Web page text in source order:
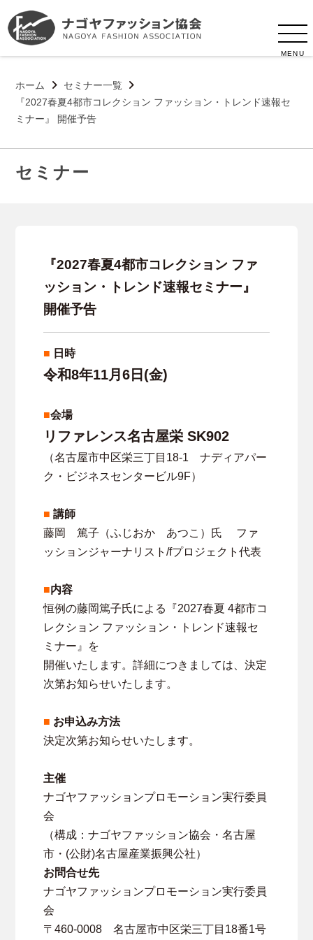
MENU
ホーム
セミナー一覧
『2027春夏4都市コレクション ファッション・トレンド速報セ
ミナー』 開催予告
セミナー
『2027春夏4都市コレクション ファ
ッション・トレンド速報セミナー』
開催予告
■ 日時
令和8年11月6日(金)
■会場
リファレンス名古屋栄 SK902
（名古屋市中区栄三丁目18-1 ナディアパー
ク・ビジネスセンタービル9F）
■ 講師
藤岡 篤子（ふじおか あつこ）氏 ファ
ッションジャーナリスト/fプロジェクト代表
■内容
恒例の藤岡篤子氏による『2027春夏 4都市コ
レクション ファッション・トレンド速報セ
ミナー』を
開催いたします。詳細につきましては、決定
次第お知らせいたします。
■ お申込み方法
決定次第お知らせいたします。
主催
ナゴヤファッションプロモーション実行委員
会
（構成：ナゴヤファッション協会・名古屋
市・(公財)名古屋産業振興公社）
お問合せ先
ナゴヤファッションプロモーション実行委員
会
〒460-0008 名古屋市中区栄三丁目18番1号